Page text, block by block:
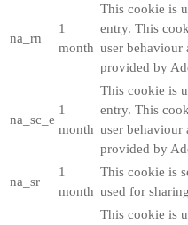
na_rn
1
month
This cookie is
entry. This
user behaviour
provided by
na_sc_e
1
month
This cookie is
entry. This
user behaviour
provided by
na_sr
1
month
This cookie is
used for
This cookie is